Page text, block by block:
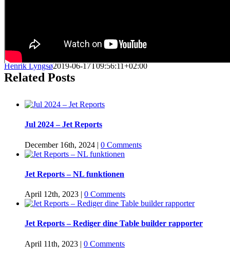
Henrik Lyngsø2019-06-17T09:56:11+02:00
Related Posts
Jul 2024 – Jet Reports
December 16th, 2024 | 0 Comments
Jet Reports – NL funktionen
April 12th, 2023 | 0 Comments
Jet Reports – Rediger dine Table builder rapporter
April 11th, 2023 | 0 Comments